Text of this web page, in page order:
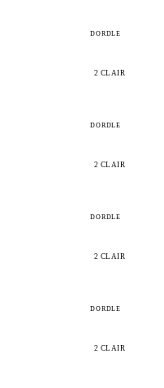
DORDLE
2 CLÁIR
DORDLE
2 CLÁIR
DORDLE
2 CLÁIR
DORDLE
2 CLÁIR